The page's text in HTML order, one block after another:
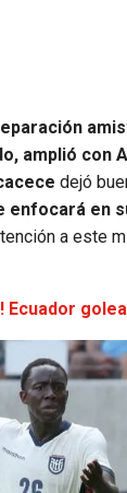
amplió con
dejó
enfocará en
a este
Ecuador